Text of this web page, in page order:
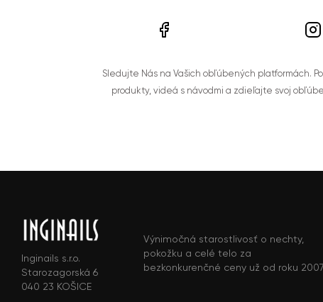
Sledujte Nás na Vašich obľúbených platformách.
produkty, videá s návodmi a zdieľajte svoj
Inginails s.r.o.
Starozagorská 6
040 23 KOŠICE
Výnimočná starostlivosť o nechty,
pokožku a celé telo za
bezkonkurenčné ceny už od roku 2007